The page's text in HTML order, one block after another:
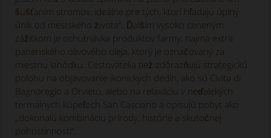
šušťaním stromov, ideálne pre tých, ktorí hľadajú úplný
únik od mestského života“. Ďalším vysoko ceneným
zážitkom je ochutnávka produktov farmy, najmä extra
panenského olivového oleja, ktorý je označovaný za
miestnu lahôdku. Cestovatelia tiež zdôrazňujú strategickú
polohu na objavovanie ikonických dedín, ako sú Civita di
Bagnoregio a Orvieto, alebo na relaxáciu v neďalekých
termálnych kúpeľoch San Casciano a opisujú pobyt ako
„dokonalú kombináciu prírody, histórie a skutočnej
pohostinnosti“.